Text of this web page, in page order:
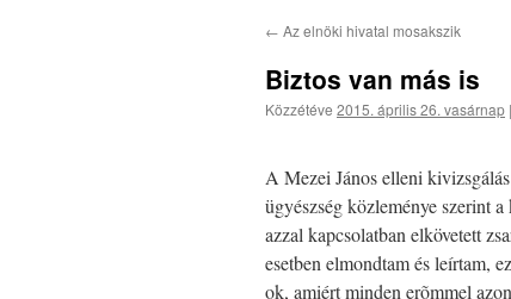
tartalomba
← Az elnöki hivatal mosakszik
Biztos van más is
Közzétéve 2015. április 26. vasárnap |
A Mezei János elleni
ügyészség közleménye szerint
azzal kapcsolatban elkövetett
esetben elmondtam és leírtam,
ok, amiért minden erõmmel